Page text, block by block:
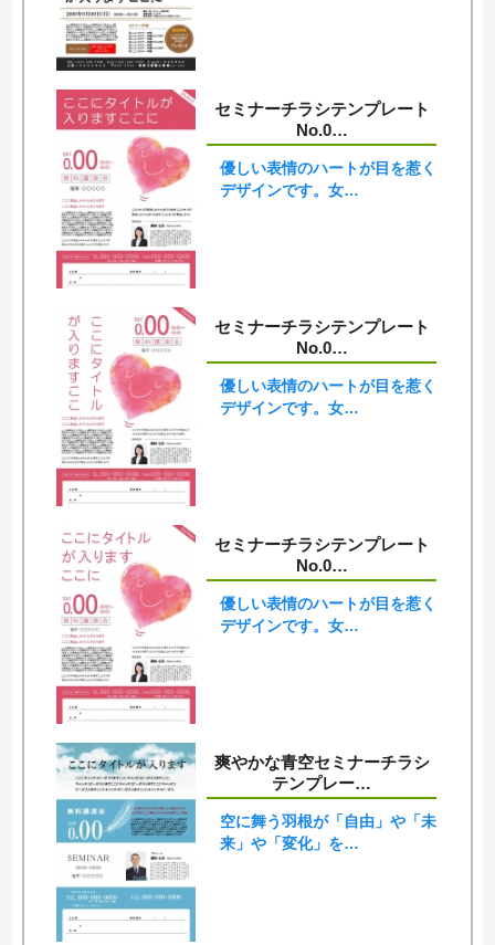
セミナーチラシテンプレート
No.0…
優しい表情のハートが目を惹く
デザインです。女…
セミナーチラシテンプレート
No.0…
優しい表情のハートが目を惹く
デザインです。女…
セミナーチラシテンプレート
No.0…
優しい表情のハートが目を惹く
デザインです。女…
爽やかな青空セミナーチラシ
テンプレー…
空に舞う羽根が「自由」や「未
来」や「変化」を…